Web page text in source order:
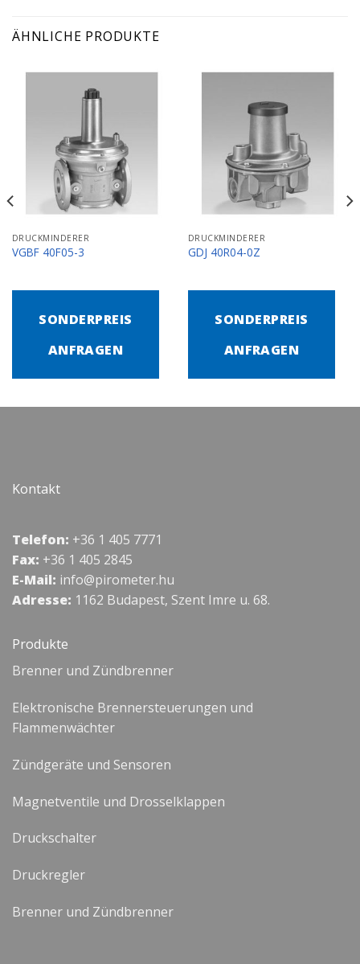
ÄHNLICHE PRODUKTE
DRUCKMINDERER
VGBF 40F05-3
SONDERPREIS
ANFRAGEN
DRUCKMINDERER
GDJ 40R04-0Z
SONDERPREIS
ANFRAGEN
Kontakt
Telefon: +36 1 405 7771
Fax: +36 1 405 2845
E-Mail: info@pirometer.hu
Adresse: 1162 Budapest, Szent Imre u. 68.
Produkte
Brenner und Zündbrenner
Elektronische Brennersteuerungen und
Flammenwächter
Zündgeräte und Sensoren
Magnetventile und Drosselklappen
Druckschalter
Druckregler
Brenner und Zündbrenner